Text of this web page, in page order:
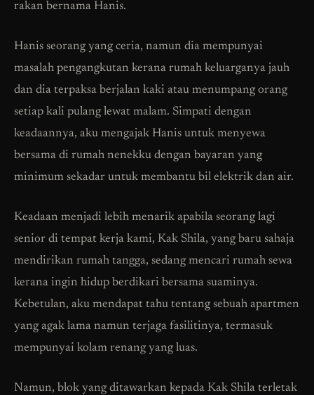
rakan bernama Hanis.
Hanis seorang yang ceria, namun dia mempunyai
masalah pengangkutan kerana rumah keluarganya jauh
dan dia terpaksa berjalan kaki atau menumpang orang
setiap kali pulang lewat malam. Simpati dengan
keadaannya, aku mengajak Hanis untuk menyewa
bersama di rumah nenekku dengan bayaran yang
minimum sekadar untuk membantu bil elektrik dan air.
Keadaan menjadi lebih menarik apabila seorang lagi
senior di tempat kerja kami, Kak Shila, yang baru sahaja
mendirikan rumah tangga, sedang mencari rumah sewa
kerana ingin hidup berdikari bersama suaminya.
Kebetulan, aku mendapat tahu tentang sebuah apartmen
yang agak lama namun terjaga fasilitinya, termasuk
mempunyai kolam renang yang luas.
Namun, blok yang ditawarkan kepada Kak Shila terletak